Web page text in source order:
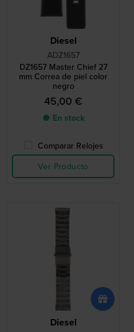
Diesel
ADZ1657
DZ1657 Master Chief 27
mm Correa de piel color
negro
45,00 €
● En stock
Comparar Relojes
Ver Producto
Diesel